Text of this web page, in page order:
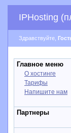
IPHosting
Здравствуйте,
Главное меню
О хостинге
Тарифы
Напишите нам
Партнеры